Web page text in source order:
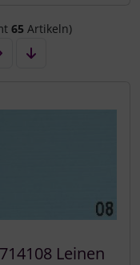
65 Artikeln)
Leinen